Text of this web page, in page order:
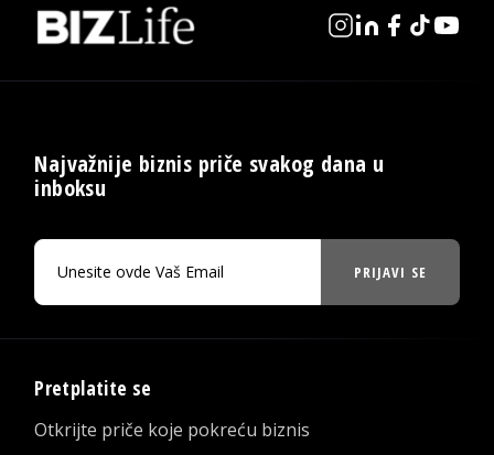
Najvažnije biznis priče svakog dana u
inboksu
PRIJAVI SE
Pretplatite se
Otkrijte priče koje pokreću biznis